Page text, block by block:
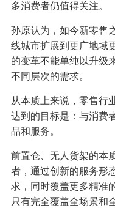
多消费者仍值得关注。
孙原认为，如今新零售
线城市扩展到更广地域
的变革不能单纯以升级
不同层次的需求。
从本质上来说，零售行
达到的目标是：与消费
品和服务。
前置仓、无人货架的本
者，通过创新的服务形
求，同时覆盖更多精准
只有完全覆盖全场景和